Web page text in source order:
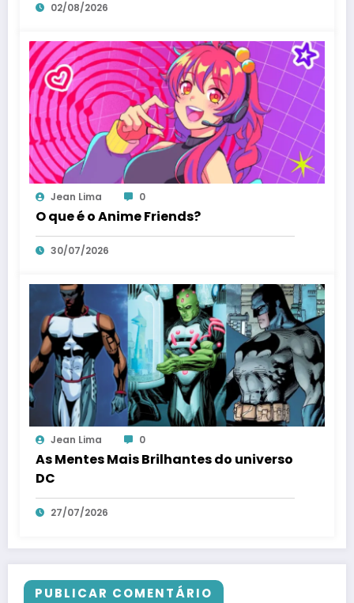
02/08/2026
Jean Lima 0
O que é o Anime Friends?
30/07/2026
Jean Lima 0
As Mentes Mais Brilhantes do universo
DC
27/07/2026
PUBLICAR COMENTÁRIO